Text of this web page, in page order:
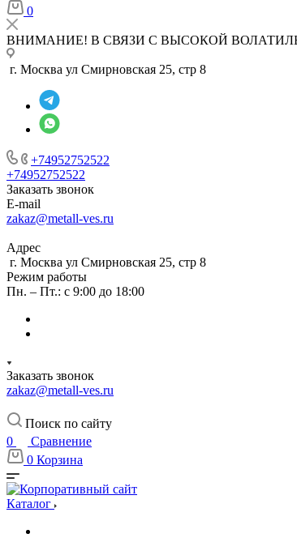
0
ВНИМАНИЕ! В СВЯЗИ С ВЫСОКОЙ
г. Москва ул Смирновская 25, стр 8
+74952752522
+74952752522
Заказать звонок
E-mail
zakaz@metall-ves.ru
Адрес
г. Москва ул Смирновская 25, стр 8
Режим работы
Пн. – Пт.: с 9:00 до 18:00
Заказать звонок
zakaz@metall-ves.ru
Поиск по сайту
0
Сравнение
0 Корзина
Каталог